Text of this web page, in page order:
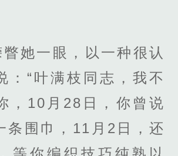
她一眼，以一种很认
：“叶满枝同志，我不
，10月28日，你曾说
条围巾，11月2日，还